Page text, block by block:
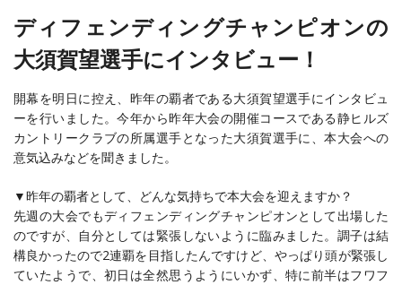
ディフェンディングチャンピオンの
大須賀望選手にインタビュー！
開幕を明日に控え、昨年の覇者である大須賀望選手にインタビュ
ーを行いました。今年から昨年大会の開催コースである静ヒルズ
カントリークラブの所属選手となった大須賀選手に、本大会への
意気込みなどを聞きました。
▼昨年の覇者として、どんな気持ちで本大会を迎えますか？
先週の大会でもディフェンディングチャンピオンとして出場した
のですが、自分としては緊張しないように臨みました。調子は結
構良かったので2連覇を目指したんですけど、やっぱり頭が緊張し
ていたようで、初日は全然思うようにいかず、特に前半はフワフ